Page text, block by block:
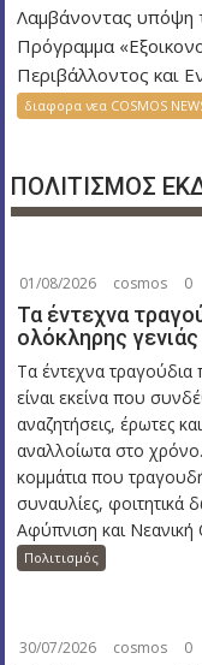
Λαμβάνοντας υπόψη
Πρόγραμμα
Περιβάλλοντος και
διαφορα νεα COSMOS
ΠΟΛΙΤΙΣΜΟΣ
01/08/2026 cosmos 0
Τα έντεχνα
ολόκληρης γενιάς
Τα έντεχνα τραγούδια
είναι εκείνα που
αναζητήσεις, έρωτες
αναλλοίωτα στο
κομμάτια που
συναυλίες, φοιτητικά
Αφύπνιση και Νεανική
Πολιτισμός
30/07/2026 cosmos 0